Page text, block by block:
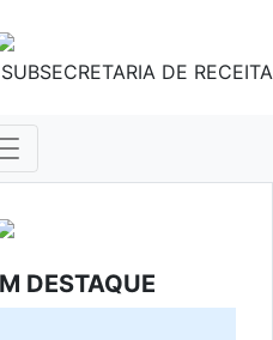
DE RECEITA
DESTAQUE